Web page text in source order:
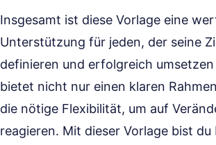
Insgesamt ist diese Vorlage eine
Unterstützung für jeden, der seine
definieren und erfolgreich
bietet nicht nur einen klaren
die nötige Flexibilität, um auf
reagieren. Mit dieser Vorlage bist du